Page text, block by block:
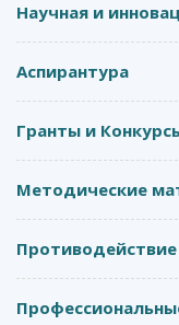
Научная и
Аспирантура
Гранты и
Методические